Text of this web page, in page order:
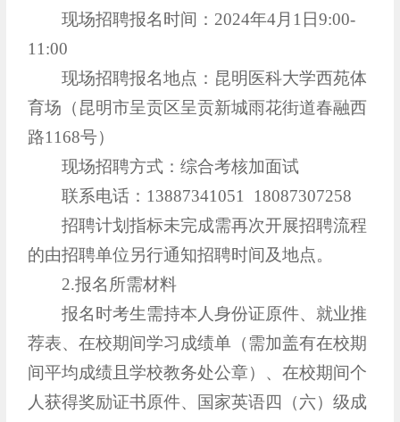
现场招聘报名时间：2024年4月1日9:00-
11:00
现场招聘报名地点：昆明医科大学西苑体
育场（昆明市呈贡区呈贡新城雨花街道春融西
路1168号）
现场招聘方式：综合考核加面试
联系电话：13887341051 18087307258
招聘计划指标未完成需再次开展招聘流程
的由招聘单位另行通知招聘时间及地点。
2.报名所需材料
报名时考生需持本人身份证原件、就业推
荐表、在校期间学习成绩单（需加盖有在校期
间平均成绩且学校教务处公章）、在校期间个
人获得奖励证书原件、国家英语四（六）级成